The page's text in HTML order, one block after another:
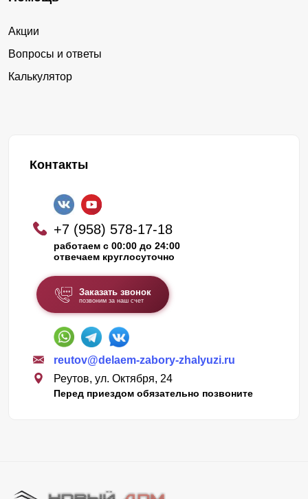
Акции
Вопросы и ответы
Калькулятор
Контакты
+7 (958) 578-17-18
работаем с 00:00 до 24:00
отвечаем круглосуточно
Заказать звонок
позвоним за наш счет
reutov@delaem-zabory-zhalyuzi.ru
Реутов, ул. Октября, 24
Перед приездом обязательно позвоните